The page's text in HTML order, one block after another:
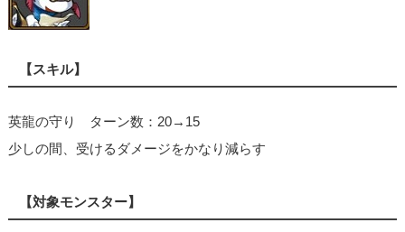
【スキル】
英龍の守り ターン数：20→15
少しの間、受けるダメージをかなり減らす
【対象モンスター】